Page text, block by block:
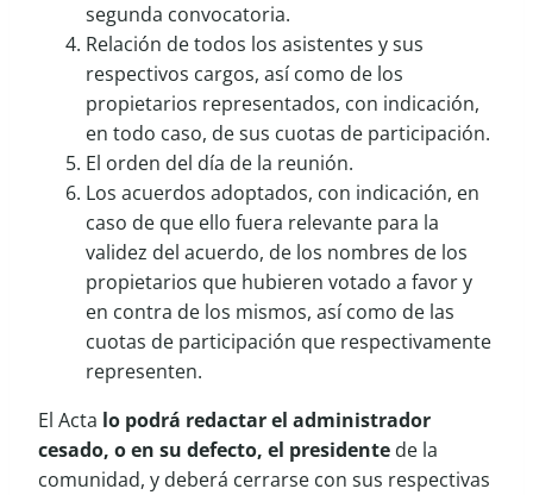
segunda convocatoria.
Relación de todos los asistentes y sus
respectivos cargos, así como de los
propietarios representados, con indicación,
en todo caso, de sus cuotas de participación.
El orden del día de la reunión.
Los acuerdos adoptados, con indicación, en
caso de que ello fuera relevante para la
validez del acuerdo, de los nombres de los
propietarios que hubieren votado a favor y
en contra de los mismos, así como de las
cuotas de participación que respectivamente
representen.
El Acta lo podrá redactar el administrador
cesado, o en su defecto, el presidente de la
comunidad, y deberá cerrarse con sus respectivas